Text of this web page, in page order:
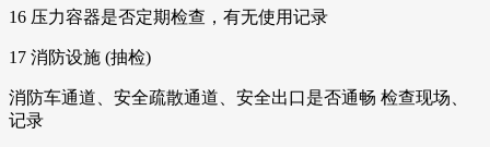
16 压力容器是否定期检查，有无使用记录
17 消防设施 (抽检)
消防车通道、安全疏散通道、安全出口是否通畅 检查现场、
记录